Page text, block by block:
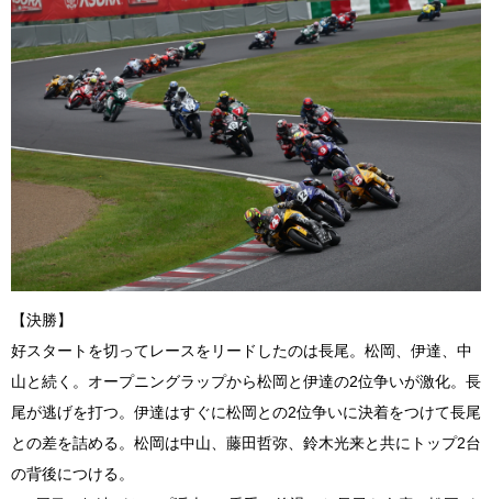
【決勝】
好スタートを切ってレースをリードしたのは長尾。松岡、伊達、中
山と続く。オープニングラップから松岡と伊達の2位争いが激化。長
尾が逃げを打つ。伊達はすぐに松岡との2位争いに決着をつけて長尾
との差を詰める。松岡は中山、藤田哲弥、鈴木光来と共にトップ2台
の背後につける。